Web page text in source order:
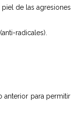
de las agresiones
radicales).
anterior para permitir